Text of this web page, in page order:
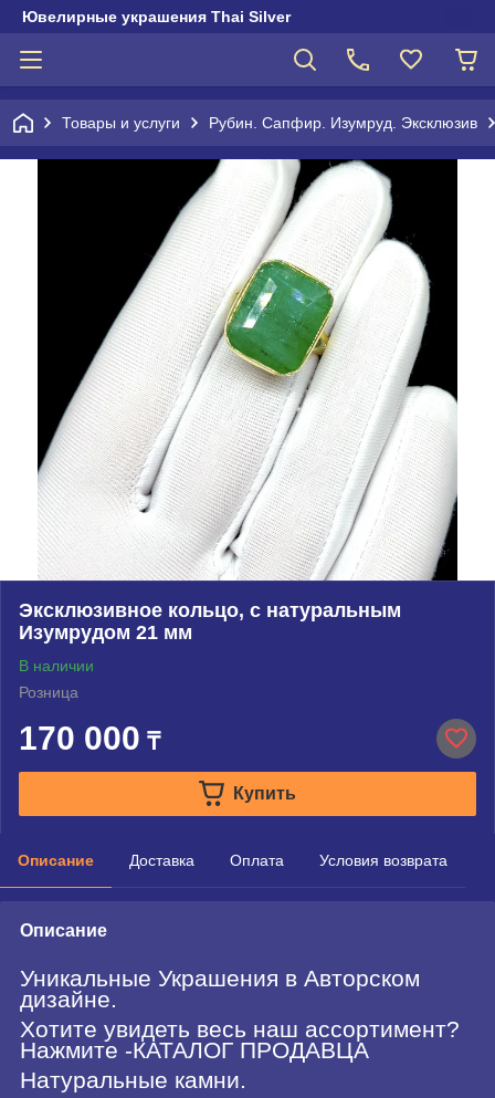
Ювелирные украшения Thai Silver
Товары и услуги Рубин. Сапфир. Изумруд. Эксклюзив
Эксклюзивное кольцо, с натуральным
Изумрудом 21 мм
В наличии
Розница
170 000 ₸
Купить
Описание Доставка Оплата Условия возврата
Описание
Уникальные Украшения в Авторском
дизайне.
Хотите увидеть весь наш ассортимент?
Нажмите -КАТАЛОГ ПРОДАВЦА
Натуральные камни.